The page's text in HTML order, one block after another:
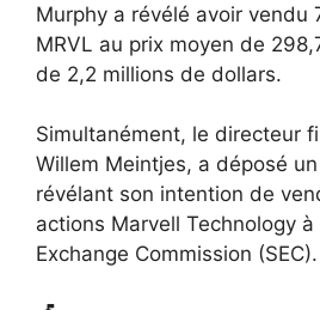
Murphy a révélé avoir vendu
MRVL au prix moyen de
de 2,2 millions de dollars.
Simultanément, le directeur
Willem Meintjes, a déposé
révélant son intention de
actions Marvell Technology
Exchange Commission (SEC).